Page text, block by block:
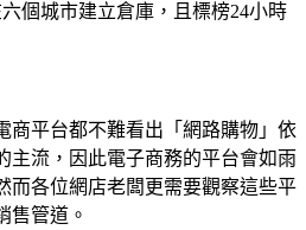
個城市建立倉庫，且標榜24小時
商平台都不難看出「網路購物」依
主流，因此電子商務的平台會如雨
而各位網店老闆更需要觀察這些平
售管道。